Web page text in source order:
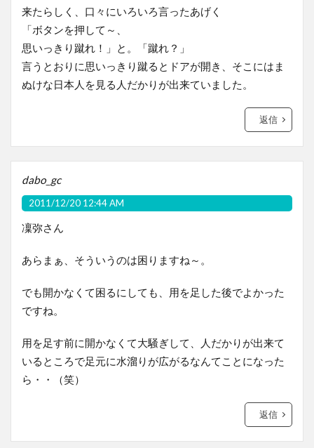
来たらしく、口々にいろいろ言ったあげく
「ボタンを押して～、
思いっきり蹴れ！」と。「蹴れ？」
言うとおりに思いっきり蹴るとドアが開き、そこにはま
ぬけな日本人を見る人だかりが出来ていました。
返信
dabo_gc
2011/12/20 12:44 AM
凜弥さん
あらまぁ、そういうのは困りますね～。
でも開かなくて困るにしても、用を足した後でよかった
ですね。
用を足す前に開かなくて大騒ぎして、人だかりが出来て
いるところで足元に水溜りが広がるなんてことになった
ら・・（笑）
返信